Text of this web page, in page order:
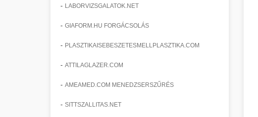
- LABORVIZSGALATOK.NET
- GIAFORM.HU FORGÁCSOLÁS
- PLASZTIKAISEBESZETESMELLPLASZTIKA.COM
- ATTILAGLAZER.COM
- AMEAMED.COM MENEDZSERSZŰRÉS
- SITTSZALLITAS.NET